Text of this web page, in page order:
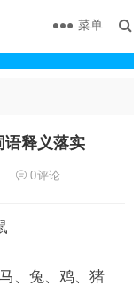
菜单
语释义落实
0评论
、兔、鸡、猪